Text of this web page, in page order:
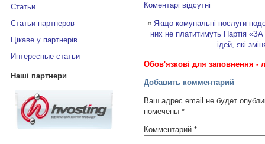
Статьи
Статьи партнеров
Цікаве у партнерів
Интересные статьи
Наші партнери
Коментарі відсутні
« Якщо комунальні послуги
них не платитимуть Партія
ідей, які
Обов'язкові для заповнення -
Добавить комментарий
Ваш адрес email не будет
помечены *
Комментарий *